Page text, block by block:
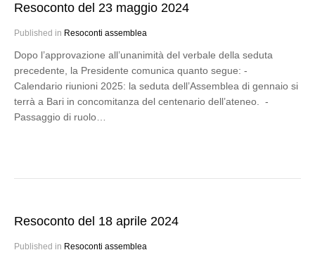
Resoconto del 23 maggio 2024
Published in Resoconti assemblea
Dopo l’approvazione all’unanimità del verbale della seduta
precedente, la Presidente comunica quanto segue: -
Calendario riunioni 2025: la seduta dell’Assemblea di gennaio si
terrà a Bari in concomitanza del centenario dell’ateneo. -
Passaggio di ruolo…
Resoconto del 18 aprile 2024
Published in Resoconti assemblea